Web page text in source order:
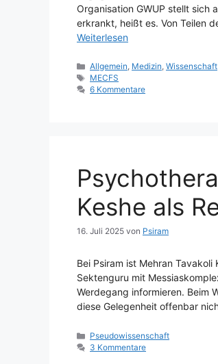
Organisation GWUP stellt sich
erkrankt, heißt es. Von Teilen
Weiterlesen
Kategorien
Allgemein, Medizin,Wissenschaft
Schlagwörter
MECFS
6 Kommentare
Keshe als
16. Juli 2025 von Psiram
Bei Psiram ist Mehran
Sektenguru mit
Werdegang informieren. Beim
diese Gelegenheit offenbar
Kategorien
Pseudowissenschaft
3 Kommentare